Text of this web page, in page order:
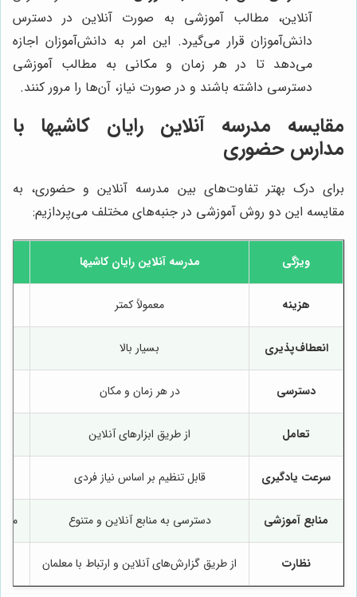
آنلاین، مطالب آموزشی به صورت آنلاین در دسترس
دانش‌آموزان قرار می‌گیرد. این امر به دانش‌آموزان اجازه
می‌دهد تا در هر زمان و مکانی به مطالب آموزشی
دسترسی داشته باشند و در صورت نیاز، آن‌ها را مرور کنند.
مقایسه مدرسه آنلاین رایان کاشیها با
مدارس حضوری
برای درک بهتر تفاوت‌های بین مدرسه آنلاین و حضوری، به
مقایسه این دو روش آموزشی در جنبه‌های مختلف می‌پردازیم:
ویژگی مدرسه آنلاینرایان کاشیها
هزینه معمولاً کمتر
انعطاف‌پذیری بسیار بالا
دسترسی در هر زمان و مکان
تعامل از طریق ابزارهای آنلاین
سرعت یادگیری قابل تنظیم بر اساس نیاز فردی
منابع آموزشی دسترسی به منابع آنلاین و متنوع
نظارت از طریق گزارش‌های آنلاین و ارتباط با معلمان